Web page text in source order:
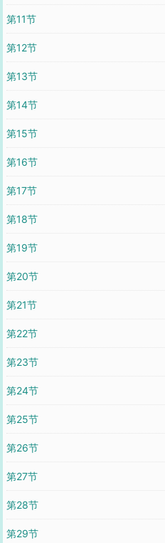
第11节
第12节
第13节
第14节
第15节
第16节
第17节
第18节
第19节
第20节
第21节
第22节
第23节
第24节
第25节
第26节
第27节
第28节
第29节